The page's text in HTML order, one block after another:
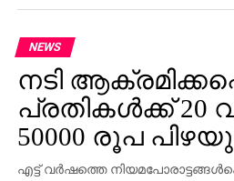
മിസൈല്‍ പരീക്ഷണം
DON'T MISS
കോഴിക്കോട് ബൈപ്പാസില്‍
പാലക്കാട് സ്വദേശി മരിച്ചു
NEWS
നടി
പ്രതികള്‍ക്ക് 20
50000 രൂപ
എട്ട് വര്‍ഷത്തെ